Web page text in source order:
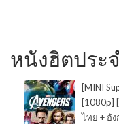
หนังฮิตประ
[MINI
[1080p]
ไทย + อัง